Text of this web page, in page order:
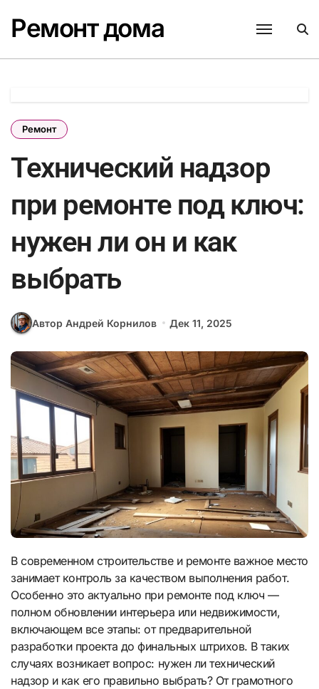
содержанию
Ремонт дома
Ремонт
Технический надзор
при ремонте под ключ:
нужен ли он и как
выбрать
Автор Андрей Корнилов Дек 11, 2025
В современном строительстве и ремонте важное место
занимает контроль за качеством выполнения работ.
Особенно это актуально при ремонте под ключ —
полном обновлении интерьера или недвижимости,
включающем все этапы: от предварительной
разработки проекта до финальных штрихов. В таких
случаях возникает вопрос: нужен ли технический
надзор и как его правильно выбрать? От грамотного